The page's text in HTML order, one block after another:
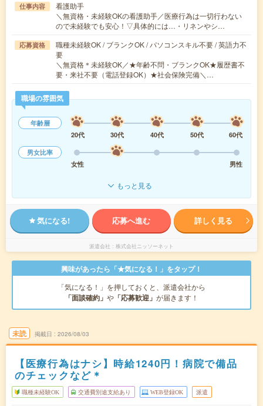
仕事内容
看護助手
＼無資格・未経験OKの看護助手／医療行為は一切行わない
ので未経験でも安心！▽具体的には…・リネンやシ…
応募資格
職種未経験OK / ブランクOK / パソコンスキル不要 / 英語力不
要
＼無資格＊未経験OK／★年齢不問・ブランクOK★履歴書不
要・来社不要（電話登録OK）★社会保険完備＼…
職場の雰囲気
年齢層
20代
30代 40代 50代
60代
男女比率
女性
男性
もっと見る
気になる! 応募へ進む 詳しく見る
派遣会社 株式会社ニッソーネット
興味があったら「★気になる！」をタップ！
「気になる！」を押しておくと、派遣会社から
「面談確約」 や 「応募歓迎」 が届きます！
未読 掲載日 2026/08/03
【医療行為はナシ】時給1240円！病院で備品
のチェックなど＊
職種未経験OK 交通費別途支給あり WEB登録OK 派遣